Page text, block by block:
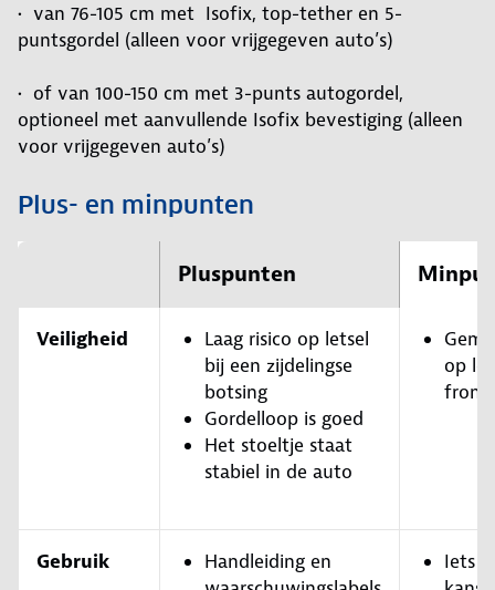
• van 76-105 cm met Isofix, top-tether en 5-
puntsgordel (alleen voor vrijgegeven auto’s)
• of van 100-150 cm met 3-punts autogordel,
optioneel met aanvullende Isofix bevestiging (alleen
voor vrijgegeven auto’s)
Plus- en minpunten
Pluspunten
Veiligheid
Laag risico op letsel
bij een zijdelingse
botsing
Gordelloop is goed
Het stoeltje staat
stabiel in de auto
op
Gebruik
Handleiding en
Iets